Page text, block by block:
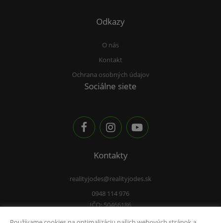
Odkazy
O nás
Kontakt
Ochrana osobných údajov
Sociálne siete
Kontakty
realityjodes@realityjodes.sk
0948 114 976
IČO: 50466186